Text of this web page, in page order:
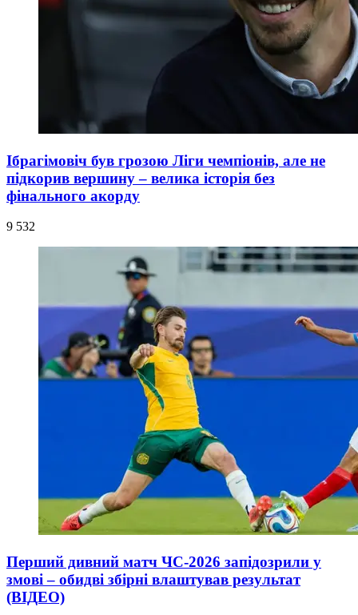
Ібрагімовіч був грозою Ліги чемпіонів, але не
підкорив вершину – велика історія без
фінального акорду
9 532
Перший дивний матч ЧС-2026 запідозрили у
змові – обидві збірні влаштував результат
(ВІДЕО)